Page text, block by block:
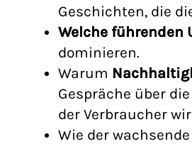
Geschichten, die
Welche führenden
dominieren.
Warum
Gespräche über
der Verbraucher
Wie der wachsende